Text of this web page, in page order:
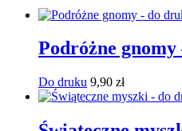
Podróżne
Do druku 9,90 zł